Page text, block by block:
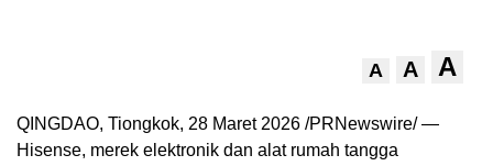
A A A
QINGDAO, Tiongkok, 28 Maret 2026 /PRNewswire/ —
Hisense, merek elektronik dan alat rumah tangga